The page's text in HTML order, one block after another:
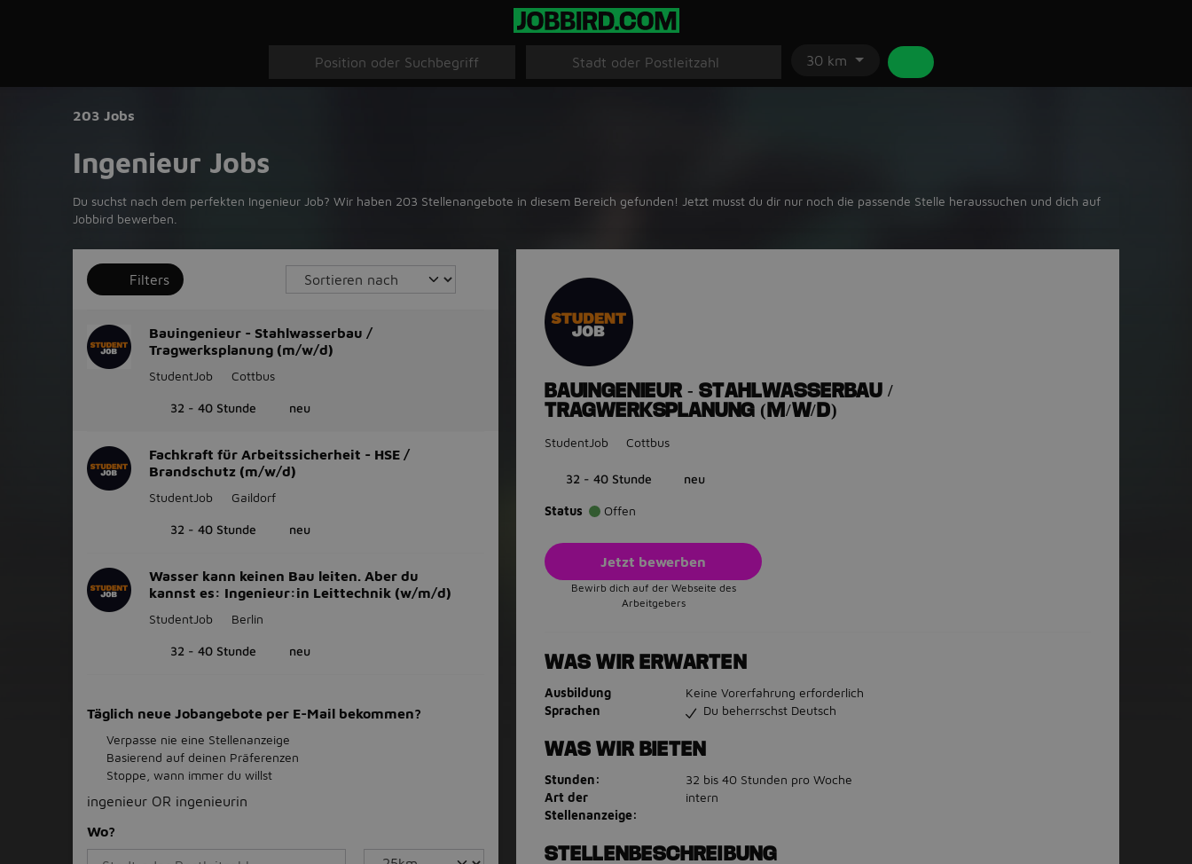
30 km
203 Jobs
Ingenieur Jobs
Du suchst nach dem perfekten Ingenieur Job? Wir haben 203 Stellenangebote in diesem Bereich gefunden! Jetzt musst du dir nur noch die passende Stelle heraussuchen und dich auf
Jobbird bewerben.
Filters
Bauingenieur - Stahlwasserbau /
Tragwerksplanung (m/w/d)
StudentJob Cottbus
32 - 40 Stunde neu
Fachkraft für Arbeitssicherheit - HSE /
Brandschutz (m/w/d)
StudentJob Gaildorf
32 - 40 Stunde neu
Wasser kann keinen Bau leiten. Aber du
kannst es: Ingenieur:in Leittechnik (w/m/d)
StudentJob Berlin
32 - 40 Stunde neu
Täglich neue Jobangebote per E-Mail bekommen?
Verpasse nie eine Stellenanzeige
Basierend auf deinen Präferenzen
Stoppe, wann immer du willst
ingenieur OR ingenieurin
Wo?
BAUINGENIEUR - STAHLWASSERBAU /
TRAGWERKSPLANUNG (M/W/D)
StudentJob Cottbus
32 - 40 Stunde neu
Status Offen
Jetzt bewerben
Bewirb dich auf der Webseite des
Arbeitgebers
WAS WIR ERWARTEN
Ausbildung
Keine Vorerfahrung erforderlich
Sprachen
Du beherrschst Deutsch
WAS WIR BIETEN
Stunden:
32 bis 40 Stunden pro Woche
Art der
Stellenanzeige:
intern
STELLENBESCHREIBUNG